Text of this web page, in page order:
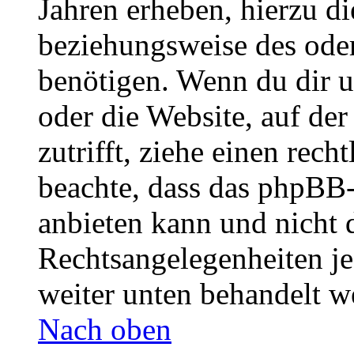
Jahren erheben, hierzu
beziehungsweise des
benötigen. Wenn du dir
oder die Website, auf
zutrifft, ziehe einen
beachte, dass das
anbieten kann und nicht
Rechtsangelegenheiten
weiter unten behandelt
Nach oben